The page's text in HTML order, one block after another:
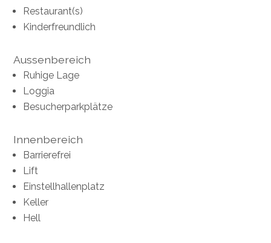
Restaurant(s)
Kinderfreundlich
Aussenbereich
Ruhige Lage
Loggia
Besucherparkplätze
Innenbereich
Barrierefrei
Lift
Einstellhallenplatz
Keller
Hell